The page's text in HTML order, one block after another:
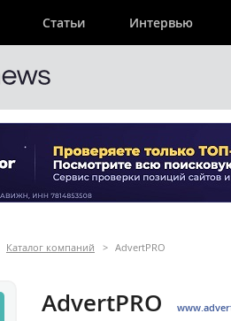
Статьи Интервью
Каталог компаний > AdvertPRO
AdvertPRO